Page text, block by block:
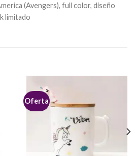
(Avengers), full color, diseño
limitado
Oferta